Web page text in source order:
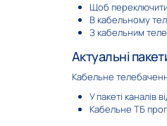
National
Щоб переключити
В кабельному
З кабельним
Актуальні
Кабельне
У пакеті каналів
Кабельне ТБ